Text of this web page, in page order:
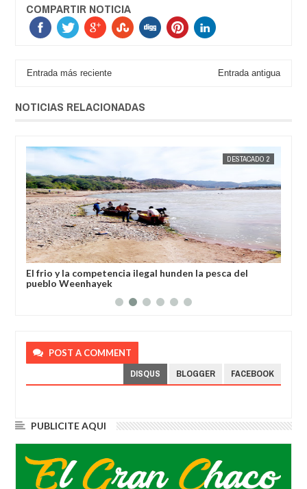
COMPARTIR NOTICIA
Entrada más reciente Entrada antigua
NOTICIAS RELACIONADAS
DESTACADO 2
El frio y la competencia ilegal hunden la pesca del
pueblo Weenhayek
POST A COMMENT
DISQUS BLOGGER FACEBOOK
PUBLICITE AQUI